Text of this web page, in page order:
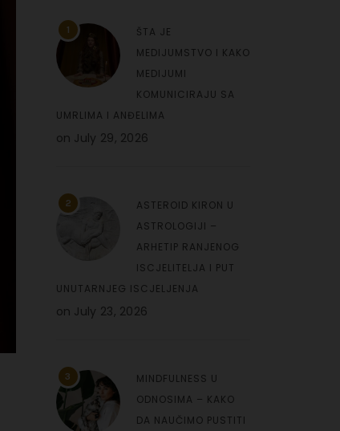
1
ŠTA JE
MEDIJUMSTVO I KAKO
MEDIJUMI
KOMUNICIRAJU SA
UMRLIMA I ANĐELIMA
on July 29, 2026
2
ASTEROID KIRON U
ASTROLOGIJI –
ARHETIP RANJENOG
ISCJELITELJA I PUT
UNUTARNJEG ISCJELJENJA
on July 23, 2026
3
MINDFULNESS U
ODNOSIMA – KAKO
DA NAUČIMO PUSTITI